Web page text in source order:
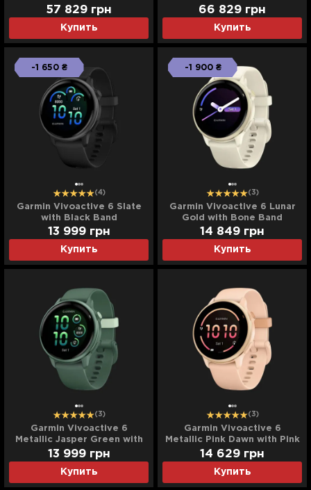
Ballistics Ultralight Solver
Купить
57 829 грн
Ballistics Elite Solver
Купить
66 829 грн
-1 650 ₴
(4)
Garmin Vivoactive 6 Slate
with Black Band
Купить
13 999 грн
-1 900 ₴
(3)
Garmin Vivoactive 6 Lunar
Gold with Bone Band
Купить
14 849 грн
(3)
Garmin Vivoactive 6
Metallic Jasper Green with
Jasper Green Band
Купить
13 999 грн
(3)
Garmin Vivoactive 6
Metallic Pink Dawn with Pink
Dawn Band
Купить
14 629 грн